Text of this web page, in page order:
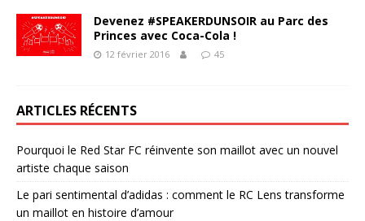
Devenez #SPEAKERDUNSOIR au Parc des
Princes avec Coca-Cola !
12 février 2016 45
ARTICLES RÉCENTS
Pourquoi le Red Star FC réinvente son maillot avec un nouvel
artiste chaque saison
Le pari sentimental d’adidas : comment le RC Lens transforme
un maillot en histoire d’amour